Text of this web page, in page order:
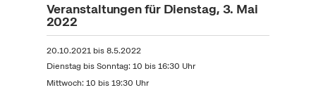
Veranstaltungen für Dienstag, 3. Mai
2022
20.10.2021bis8.5.2022
Dienstag bis Sonntag: 10 bis 16:30 Uhr
Mittwoch: 10 bis 19:30 Uhr